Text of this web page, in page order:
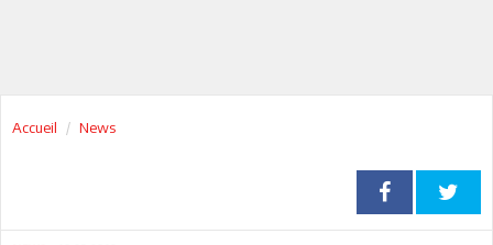
Accueil News